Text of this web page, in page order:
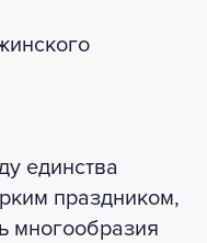
единства
праздником,
многообразия